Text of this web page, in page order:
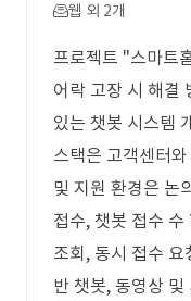
웹 외 2개
프로젝트 "스마트
어락 고장 시 해결
있는 챗봇 시스템
스택은 고객센터
및 지원 환경은 논
접수, 챗봇 접수
조회, 동시 접수 요
반 챗봇, 동영상